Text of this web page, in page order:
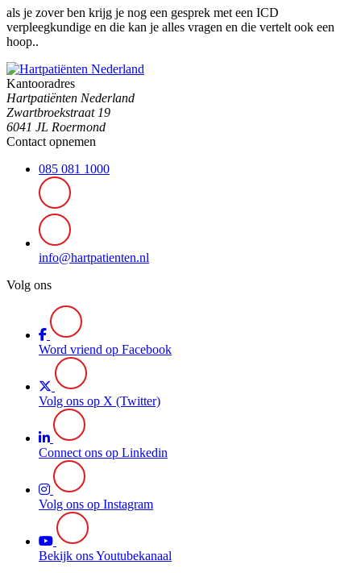
als je zover ben krijg je nog een gesprek met een ICD
verpleegkundige en die kan je alles vragen en die vertelt ook een
hoop..
Kantooradres
Hartpatiënten Nederland
Zwartbroekstraat 19
6041 JL Roermond
Contact opnemen
085 081 1000
info@hartpatienten.nl
Volg ons
Word vriend op Facebook
Volg ons op X (Twitter)
Connect ons op Linkedin
Volg ons op Instagram
Bekijk ons Youtubekanaal